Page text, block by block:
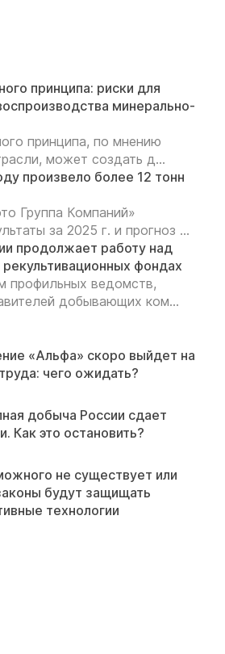
принципа: риски для
минерально-
принципа, по мнению
может создать д...
произвело более 12 тонн
Группа Компаний»
за 2025 г. и прогноз ...
продолжает работу над
фондах
профильных ведомств,
добывающих ком...
«Альфа» скоро выйдет на
чего ожидать?
добыча России сдает
Как это остановить?
не существует или
будут защищать
технологии